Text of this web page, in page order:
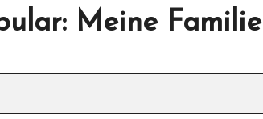
Meine Familie